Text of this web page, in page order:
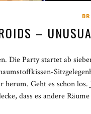
–
Die Party startet ab
herum. Geht es schon
dass es andere